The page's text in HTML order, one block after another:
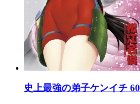
史上最強の弟子ケンイチ 60